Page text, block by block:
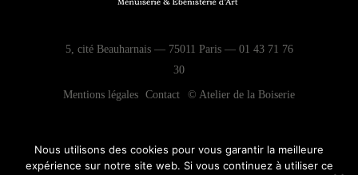
5, cité Beauharnais — 75011 Paris — 01 43 71 76
30
Mentions légales Contact © Atelier de la Boiserie
Nous utilisons des cookies pour vous garantir la meilleure
expérience sur notre site web. Si vous continuez à utiliser ce